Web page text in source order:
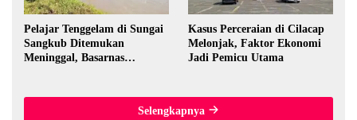
Pelajar Tenggelam di Sungai
Sangkub Ditemukan
Meninggal, Basarnas
Kasus Perceraian di Cilacap
Melonjak, Faktor Ekonomi
Jadi Pemicu Utama
Selengkapnya